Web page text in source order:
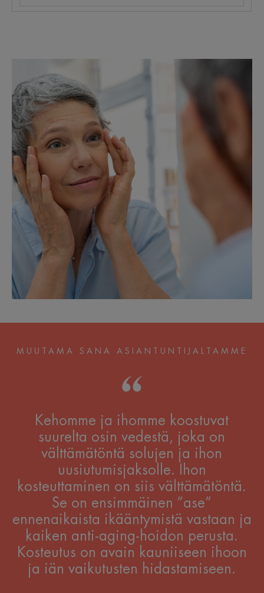
MUUTAMA SANA ASIANTUNTIJALTAMME
Kehomme ja ihomme koostuvat
suurelta osin vedestä, joka on
välttämätöntä solujen ja ihon
uusiutumisjaksolle. Ihon
kosteuttaminen on siis välttämätöntä.
Se on ensimmäinen ”ase”
ennenaikaista ikääntymistä vastaan ja
kaiken anti-aging-hoidon perusta.
Kosteutus on avain kauniiseen ihoon
ja iän vaikutusten hidastamiseen.